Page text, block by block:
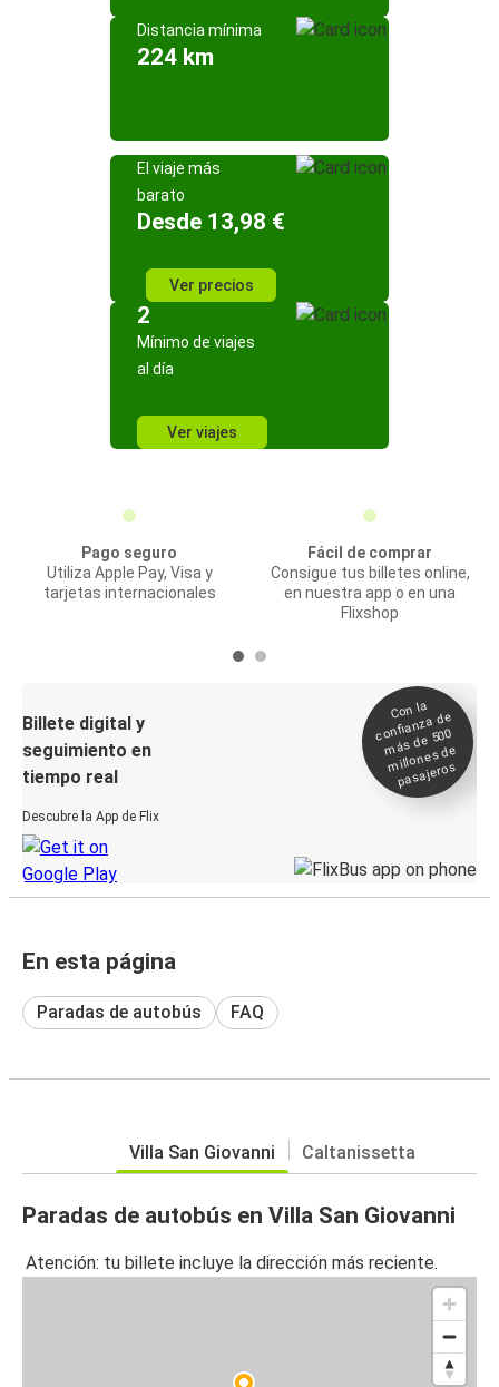
Distancia mínima
224 km
El viaje más
barato
Desde 13,98 €
Ver precios
2
Mínimo de viajes
al día
Ver viajes
Pago seguro
Utiliza Apple Pay, Visa y
tarjetas internacionales
Fácil de comprar
Consigue tus billetes online,
en nuestra app o en una
Flixshop
Billete digital y
seguimiento en
tiempo real
Descubre la App de Flix
Con la
confianza de
más de 500
millones de
pasajeros
En esta página
Paradas de autobús FAQ
Villa San Giovanni Caltanissetta
Paradas de autobús en Villa San Giovanni
Atención: tu billete incluye la dirección más reciente.